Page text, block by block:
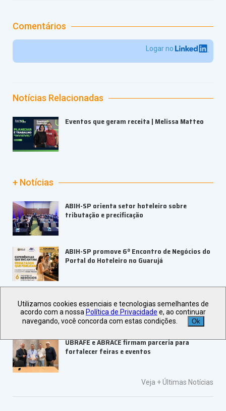
Comentários
Logar no
Notícias Relacionadas
Eventos que geram receita | Melissa Matteo
+ Notícias
ABIH-SP orienta setor hoteleiro sobre
tributação e precificação
ABIH-SP promove 6º Encontro de Negócios do
Portal do Hoteleiro no Guarujá
internacional
UBRAFE e ABRACE firmam parceria para
fortalecer feiras e eventos
Veja +Últimas Notícias
Utilizamos cookies essenciais e tecnologias semelhantes de
acordo com a nossa Política de Privacidade e, ao continuar
navegando, você concorda com estas condições.
Ok